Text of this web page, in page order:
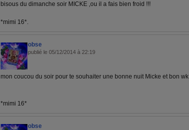
bisous du dimanche soir MICKE ,ou il a fais bien froid !!!
*mimi 16*.
obse
publié le 05/12/2014 à 22:19
mon coucou du soir pour te souhaiter une bonne nuit Micke et bon wk
*mimi 16*
obse